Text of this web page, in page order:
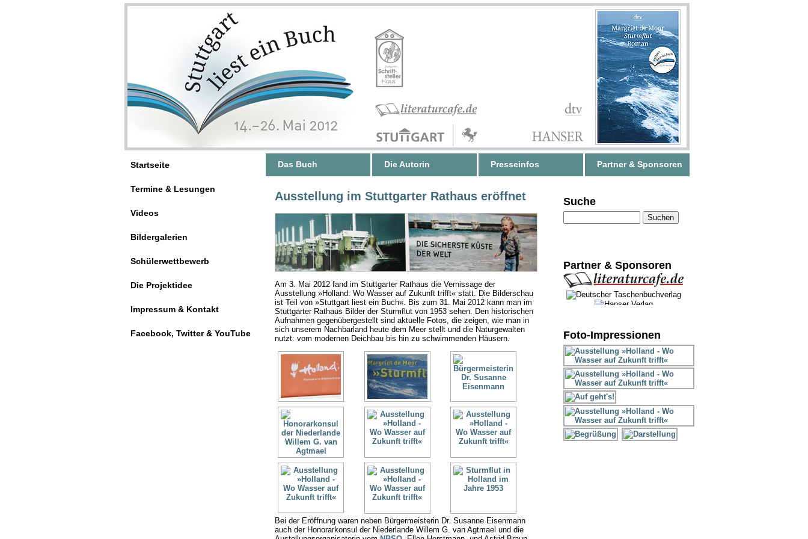
Das Buch Die Autorin Presseinfos Partner & Sponsoren
Ausstellung im Stuttgarter Rathaus eröffnet
Am 3. Mai 2012 fand im Stuttgarter Rathaus die Vernissage der
Ausstellung »Holland: Wo Wasser auf Zukunft trifft« statt. Die Bilderschau
ist Teil von »Stuttgart liest ein Buch«. Bis zum 31. Mai 2012 kann man im
Stuttgarter Rathaus Bilder der Sturmflut von 1953 sehen. Den historischen
Aufnahmen gegenübergestellt sind aktuelle Fotos, die zeigen, wie man in
sich unserem Nachbarland heute dem Meer stellt und die Naturgewalten
nutzt: vom modernen Deichbau bis hin zu schwimmenden Häusern.
Bei der Eröffnung waren neben Bürgermeisterin Dr. Susanne Eisenmann
auch der Honorarkonsul der Niederlande Willem G. van Agtmael und die
Startseite
Termine & Lesungen
Videos
Bildergalerien
Schülerwettbewerb
Die Projektidee
Impressum & Kontakt
Facebook, Twitter & YouTube
Suche
Partner & Sponsoren
Foto-Impressionen